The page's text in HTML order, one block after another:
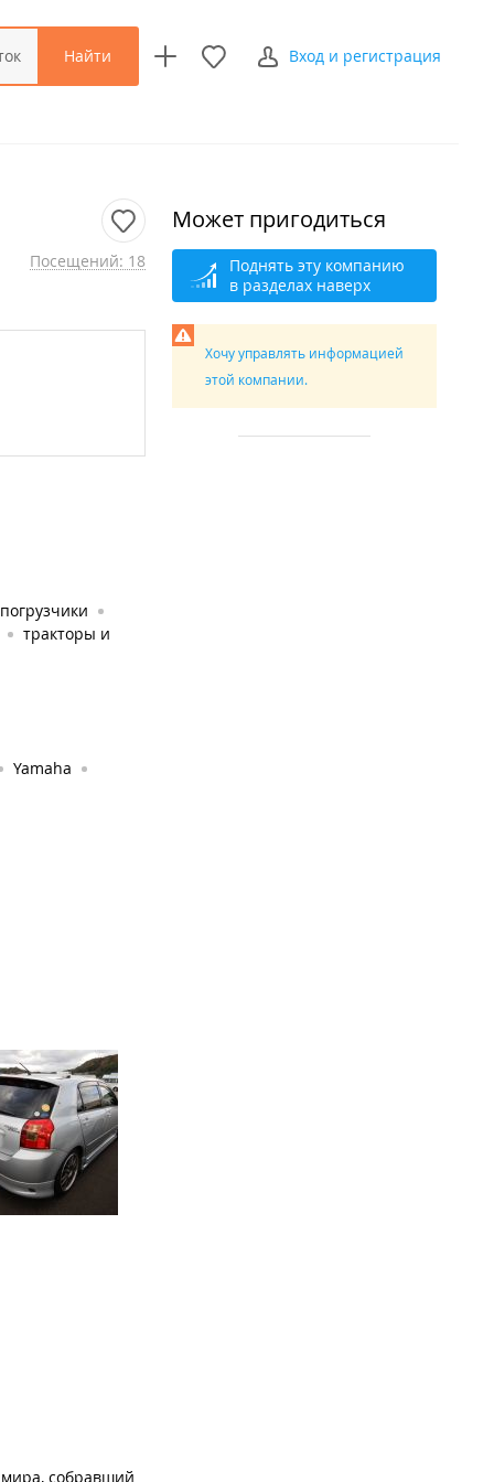
Найти Вход и регистрация
Посещений: 18
погрузчики
тракторы и
Yamaha
собравший
Может пригодиться
Поднять эту компанию
в разделах наверх
Хочу управлять информацией
этой компании.